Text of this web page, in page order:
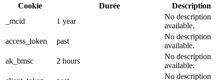
Cookie
Durée
Description
_mcid
1 year
No description
available.
access_token
past
No description
available.
ak_bmsc
2 hours
No description
available.
No description